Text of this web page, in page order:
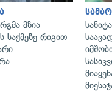
მზია
რიგით